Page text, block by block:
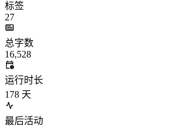
标签
27
总字数
16,528
运行时长
178 天
最后活动